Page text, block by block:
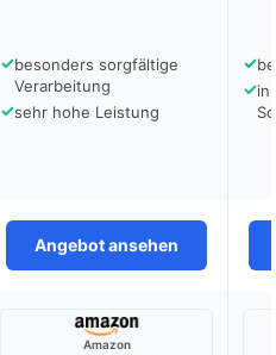
✓besonders sorgfältige
Verarbeitung
✓sehr hohe Leistung
✓
✓
Angebot ansehen
Amazon